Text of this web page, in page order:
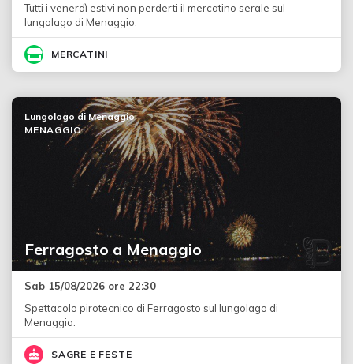
Tutti i venerdì estivi non perderti il mercatino serale sul
lungolago di Menaggio.
MERCATINI
Ferragosto a Menaggio
Lungolago di Menaggio
MENAGGIO
Sab 15/08/2026 ore 22:30
Spettacolo pirotecnico di Ferragosto sul lungolago di
Menaggio.
SAGRE E FESTE